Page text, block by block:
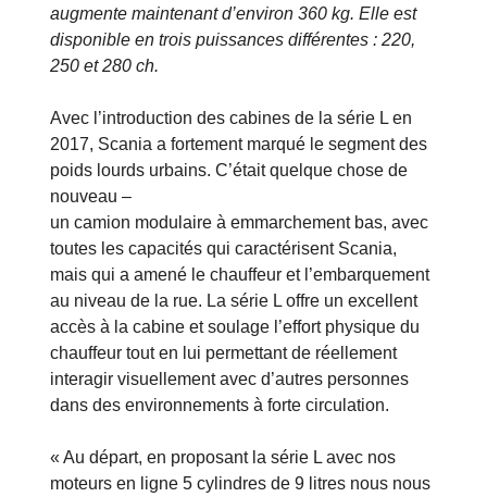
augmente maintenant d’environ 360 kg. Elle est
disponible en trois puissances différentes : 220,
250 et 280 ch.
Avec l’introduction des cabines de la série L en
2017, Scania a fortement marqué le segment des
poids lourds urbains. C’était quelque chose de
nouveau –
un camion modulaire à emmarchement bas, avec
toutes les capacités qui caractérisent Scania,
mais qui a amené le chauffeur et l’embarquement
au niveau de la rue. La série L offre un excellent
accès à la cabine et soulage l’effort physique du
chauffeur tout en lui permettant de réellement
interagir visuellement avec d’autres personnes
dans des environnements à forte circulation.
« Au départ, en proposant la série L avec nos
moteurs en ligne 5 cylindres de 9 litres nous nous